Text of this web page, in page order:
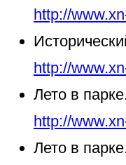
http://
http://
Лето в
http://
Лето в